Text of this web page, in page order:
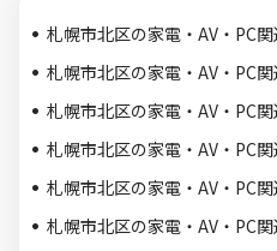
札幌市北区の家電・AV・PC
札幌市北区の家電・AV・PC
札幌市北区の家電・AV・PC
札幌市北区の家電・AV・PC
札幌市北区の家電・AV・PC
札幌市北区の家電・AV・PC